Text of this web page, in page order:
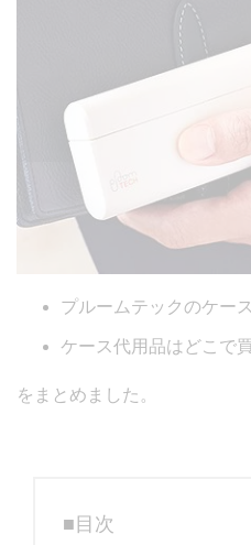
プルームテックのケー
ケース代用品はどこで
をまとめました。
■目次